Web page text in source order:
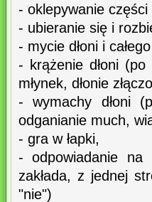
- oklepywanie
- ubieranie się i
- mycie dłoni i całego
- krążenie dłoni
młynek, dłonie
- wymachy dłoni
odganianie much,
- gra w łapki,
- odpowiadanie na
zakłada, z jednej
"nie")